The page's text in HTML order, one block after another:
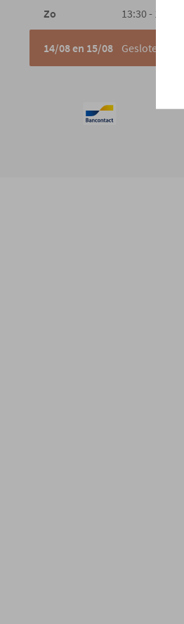
Zo
13:30 - 18:00
14/08 en 15/08 Gesloten